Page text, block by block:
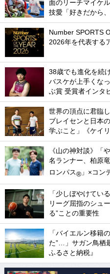
面のリーチマイケ
技愛「好きだから
Number SPORTS
2026年を代表する
38歳でも進化を続
バスケが上手くな
ぶ賞 受賞者インタ
世界の頂点に君臨
ブレイセンと日本
学ぶこと」《ケイ
《山の神対談》「
名ランナー、柏原
ロンパス® 」×コン
「少しぼやけてい
リーグ屈指のシュ
る”ことの重要性
「バイエルン移籍
た”…」サガン鳥栖
ふるさと納税』